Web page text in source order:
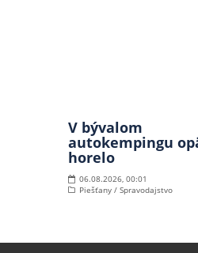
V bývalom
autokempingu
horelo
06.08.2026, 00:01
Piešťany / Spravodajstvo